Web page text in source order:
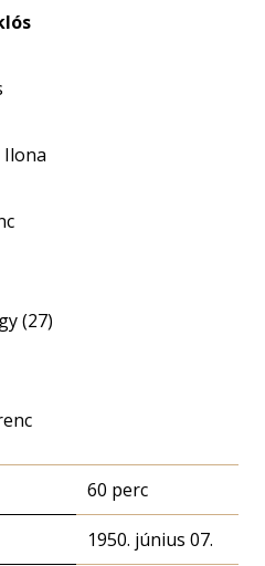
Ilona
(27)
60 perc
1950. június 07.